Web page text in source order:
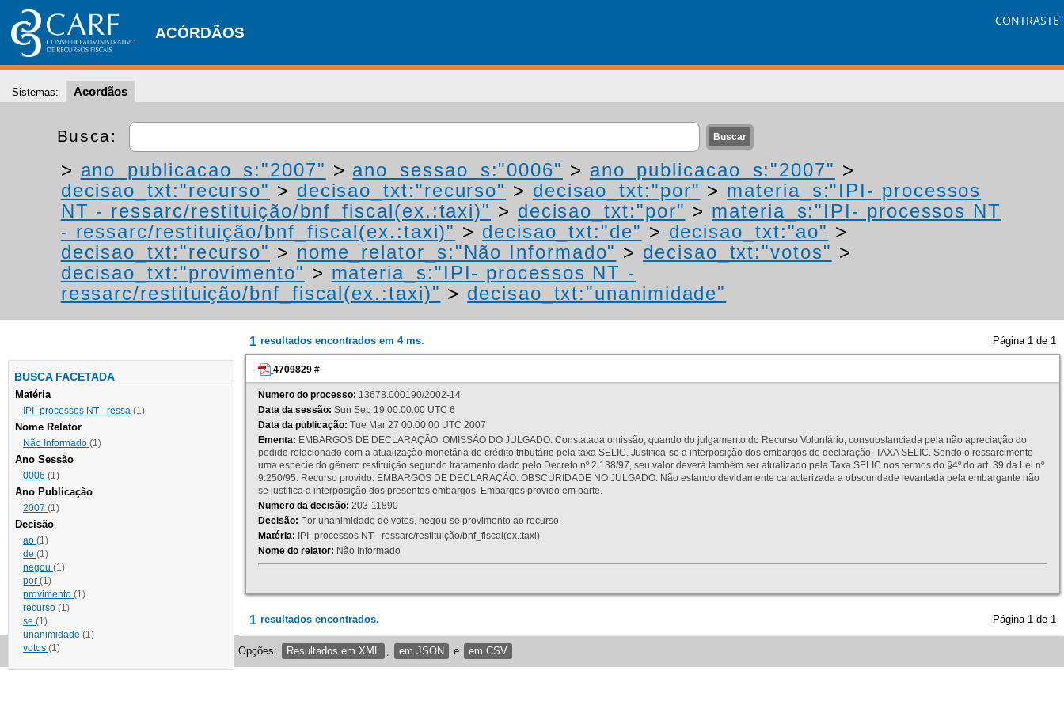
ACÓRDÃOS
CONTRASTE
Sistemas: Acordãos
Busca:
> ano_publicacao_s:"2007" > ano_sessao_s:"0006" > ano_publicacao_s:"2007" >
decisao_txt:"recurso" > decisao_txt:"recurso" > decisao_txt:"por" > materia_s:"IPI- processos
NT - ressarc/restituição/bnf_fiscal(ex.:taxi)" > decisao_txt:"por" > materia_s:"IPI- processos NT
- ressarc/restituição/bnf_fiscal(ex.:taxi)" > decisao_txt:"de" > decisao_txt:"ao" >
decisao_txt:"recurso" > nome_relator_s:"Não Informado" > decisao_txt:"votos" >
decisao_txt:"provimento" > materia_s:"IPI- processos NT -
ressarc/restituição/bnf_fiscal(ex.:taxi)" > decisao_txt:"unanimidade"
BUSCA FACETADA
Matéria
IPI- processos NT - ressa (1)
Nome Relator
Não Informado (1)
Ano Sessão
0006 (1)
Ano Publicação
2007 (1)
Decisão
ao (1)
de (1)
negou (1)
por (1)
provimento (1)
recurso (1)
se (1)
unanimidade (1)
votos (1)
1 resultados encontrados em 4 ms. Página 1 de 1
4709829 #
Numero do processo: 13678.000190/2002-14
Data da sessão: Sun Sep 19 00:00:00 UTC 6
Data da publicação: Tue Mar 27 00:00:00 UTC 2007
Ementa: EMBARGOS DE DECLARAÇÃO. OMISSÃO DO JULGADO. Constatada omissão, quando do julgamento do Recurso Voluntário, consubstanciada pela não apreciação do
pedido relacionado com a atualização monetária do crédito tributário pela taxa SELIC. Justifica-se a interposição dos embargos de declaração. TAXA SELIC. Sendo o ressarcimento
uma espécie do gênero restituição segundo tratamento dado pelo Decreto nº 2.138/97, seu valor deverá também ser atualizado pela Taxa SELIC nos termos do §4º do art. 39 da Lei nº
9.250/95. Recurso provido. EMBARGOS DE DECLARAÇÃO. OBSCURIDADE NO JULGADO. Não estando devidamente caracterizada a obscuridade levantada pela embargante não
se justifica a interposição dos presentes embargos. Embargos provido em parte.
Numero da decisão: 203-11890
Decisão: Por unanimidade de votos, negou-se provimento ao recurso.
Matéria: IPI- processos NT - ressarc/restituição/bnf_fiscal(ex.:taxi)
Nome do relator: Não Informado
1 resultados encontrados. Página 1 de 1
Opções: Resultados em XML em JSON e em CSV